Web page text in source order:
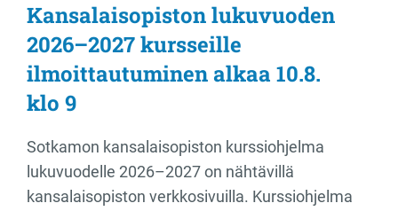
Kansalaisopiston lukuvuoden
2026–2027 kursseille
ilmoittautuminen alkaa 10.8.
klo 9
Sotkamon kansalaisopiston kurssiohjelma
lukuvuodelle 2026–2027 on nähtävillä
kansalaisopiston verkkosivuilla. Kurssiohjelma